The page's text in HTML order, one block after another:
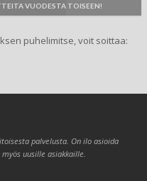
VUODESTA TOISEEN!
puhelimitse, voit soittaa:
palvelusta. On ilo asioida
uusille asiakkaille.